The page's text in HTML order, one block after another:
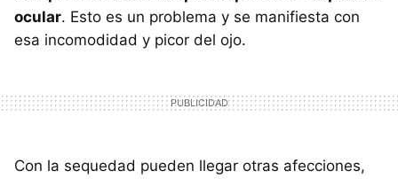
ocular. Esto es un problema y se manifiesta con
esa incomodidad y picor del ojo.
Con la sequedad pueden llegar otras afecciones,